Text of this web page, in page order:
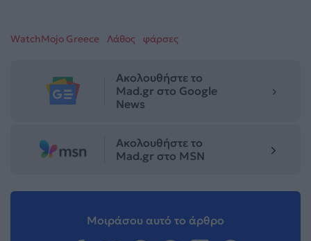
WatchMojo Greece Λάθος φάρσες
Ακολουθήστε το
Mad.gr στο Google
News
Ακολουθήστε το
Mad.gr στο MSN
Μοιράσου αυτό το άρθρο